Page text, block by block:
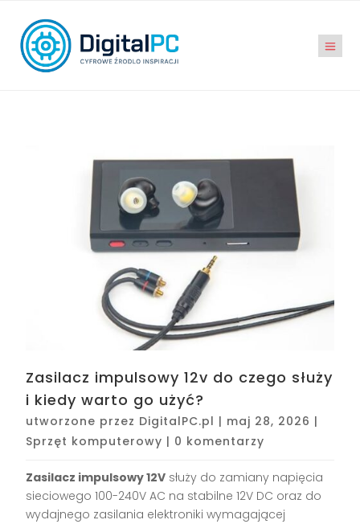
Zasilacz impulsowy 12v do czego służy
i kiedy warto go użyć?
utworzone przez DigitalPC.pl | maj 28, 2026 |
Sprzęt komputerowy | 0 komentarzy
Zasilacz impulsowy 12V służy do zamiany napięcia
sieciowego 100-240V AC na stabilne 12V DC oraz do
wydajnego zasilania elektroniki wymagającej